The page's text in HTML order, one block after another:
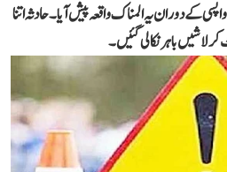
دوران یہ المناک واقعہ پیش آیا۔ حادثہ اتنا
لاشیں باہر نکالی گئیں۔